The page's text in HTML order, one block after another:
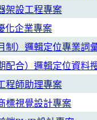
架設工程專案
化企業專案
制）邏輯定位專業詞
配合）邏輯定位資料
程師助理專案
標視覺設計專案